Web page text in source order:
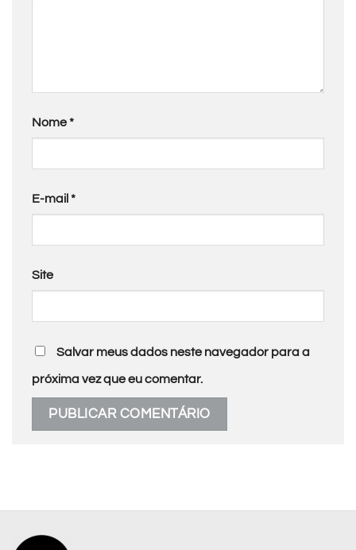
Nome*
E-mail *
Site
Salvar meus dados neste navegador para a
próxima vez que eu comentar.